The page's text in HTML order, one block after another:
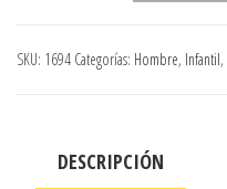
RAGLAN
DEPORTIVA
SKU: 1694 Categorías: Hombre, Infantil,
DESCRIPCIÓN